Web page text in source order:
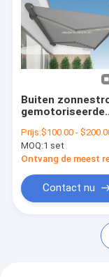
het
Vertrekbare
Vertrekbare
Markeurs in
afbaardende
Outdoor Patio
Kits voor
Buiten
gemotoriseerde
terugtrekbaar
met LED-lichten
luifel
Prijs:$100.00 -
MOQ:1 set
Ontvang de meest
Contact nu